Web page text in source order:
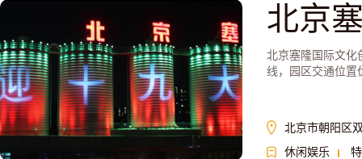
北京
北京塞隆国际文化
线，园区交通位置
北京市朝阳区
休闲娱乐